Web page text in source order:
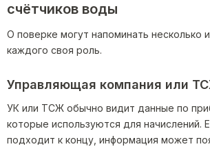
счётчиков воды
О поверке могут напоминать несколько
каждого своя роль.
Управляющая компания или
УК или ТСЖ обычно видит данные по
которые используются для начислений.
подходит к концу, информация может